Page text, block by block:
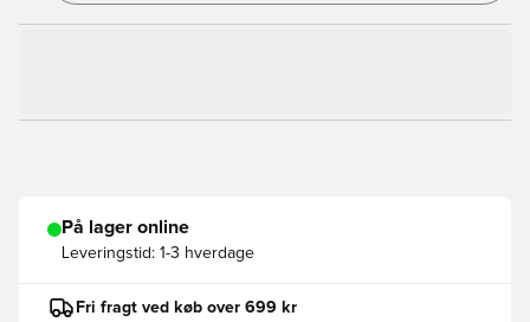
På lager online
Leveringstid: 1-3 hverdage
Fri fragt ved køb over 699 kr